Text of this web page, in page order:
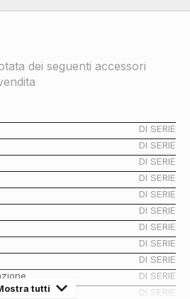
dei seguenti accessori
DI SERIE
DI SERIE
DI SERIE
DI SERIE
DI SERIE
DI SERIE
DI SERIE
DI SERIE
DI SERIE
DI SERIE
DI SERIE
tutti